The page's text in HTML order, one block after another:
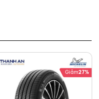
Giảm27%